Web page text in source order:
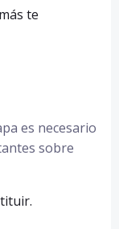
te
es necesario
sobre